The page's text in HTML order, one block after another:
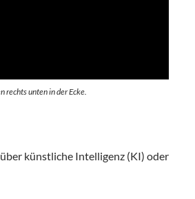
rechts unten in der Ecke.
künstliche Intelligenz (KI) oder